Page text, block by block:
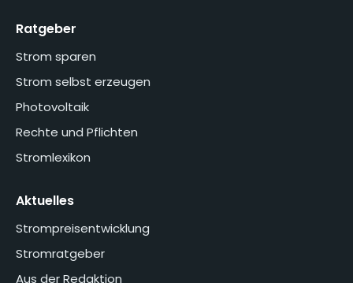
Ratgeber
Strom sparen
Strom selbst erzeugen
Photovoltaik
Rechte und Pflichten
Stromlexikon
Aktuelles
Strompreisentwicklung
Stromratgeber
Aus der Redaktion